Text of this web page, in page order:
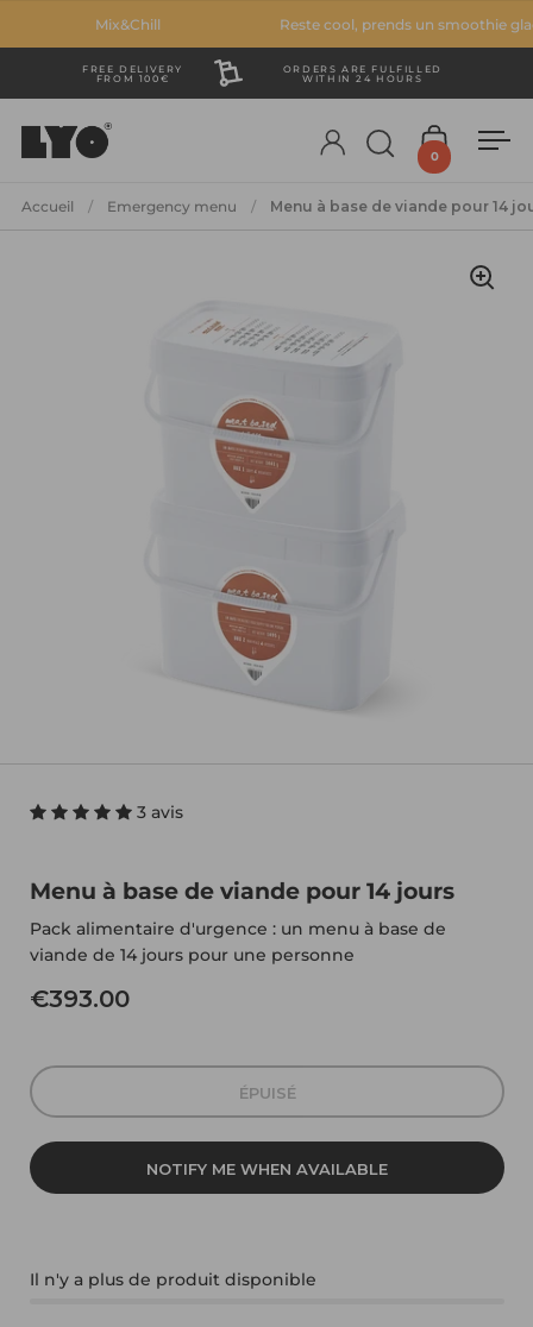
Mix&Chill Reste cool, prends un smoothie glacé
FREE DELIVERY
FROM 100€
ORDERS ARE FULFILLED
WITHIN 24 HOURS
AccountOuvrir laOuvrir le
0
Accueil / Emergency menu / Menu à base de viande pour 14
3 avis
Menu à base de viande pour 14 jours
Pack alimentaire d'urgence : un menu à base de
viande de 14 jours pour une personne
€393.00
ÉPUISÉ
NOTIFY ME WHEN AVAILABLE
Il n'y a plus de produit disponible